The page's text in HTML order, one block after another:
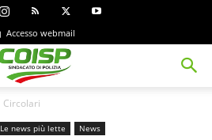
Accesso webmail
Circolari
Le news più lette News